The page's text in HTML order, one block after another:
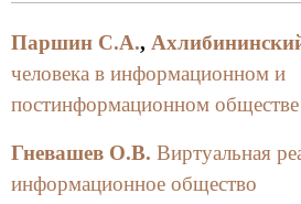
Паршин С.А.,
человека в информационном и
постинформационном обществе
Гневашев О.В. Виртуальная
информационное общество